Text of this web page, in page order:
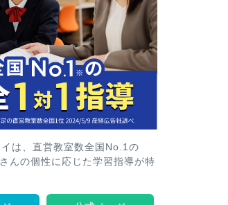
は、直営教室数全国No.1の
んの個性に応じた学習指導が特